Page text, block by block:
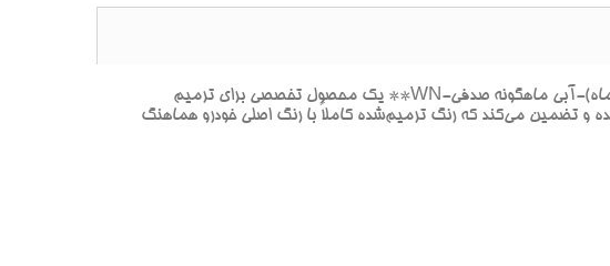
**پک خشگيري بدنه هيونداي کوپه MOONLIT BLUE PEARL-آبي / صدفي(آبي ملايم با پوشش صدفي شبيه نور ماه)-آبي ماهگونه صدفي-WN** يک محصول تخصصي براي ترميم
و تضمين مي‌کند که رنگ ترميم‌شده کاملاً با رنگ اصلي خودرو هماهنگ